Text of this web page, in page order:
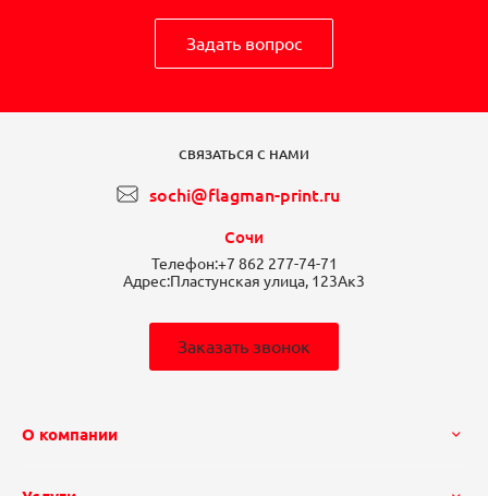
Задать вопрос
СВЯЗАТЬСЯ С НАМИ
sochi@flagman-print.ru
Сочи
Телефон:+7 862 277-74-71
Адрес:Пластунская улица, 123Ак3
Заказать звонок
О компании